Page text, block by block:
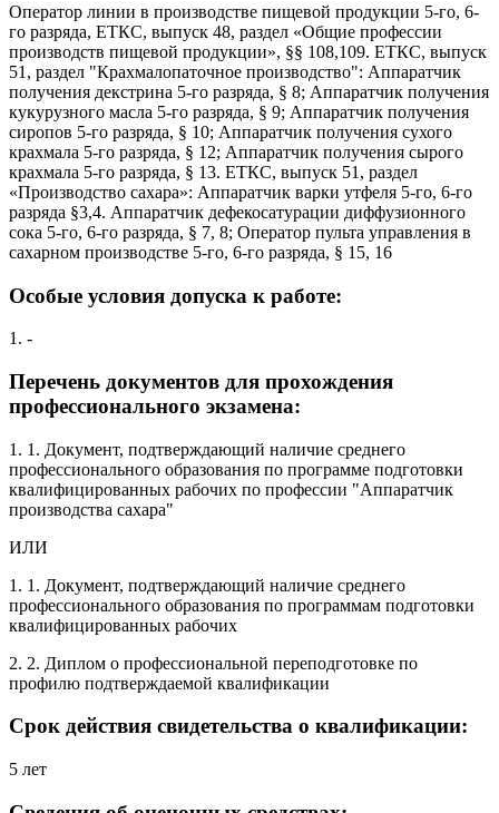
Оператор линии в производстве пищевой продукции 5-го, 6-
го разряда, ЕТКС, выпуск 48, раздел «Общие профессии
производств пищевой продукции», §§ 108,109. ЕТКС, выпуск
51, раздел "Крахмалопаточное производство": Аппаратчик
получения декстрина 5-го разряда, § 8; Аппаратчик получения
кукурузного масла 5-го разряда, § 9; Аппаратчик получения
сиропов 5-го разряда, § 10; Аппаратчик получения сухого
крахмала 5-го разряда, § 12; Аппаратчик получения сырого
крахмала 5-го разряда, § 13. ЕТКС, выпуск 51, раздел
«Производство сахара»: Аппаратчик варки утфеля 5-го, 6-го
разряда §3,4. Аппаратчик дефекосатурации диффузионного
сока 5-го, 6-го разряда, § 7, 8; Оператор пульта управления в
сахарном производстве 5-го, 6-го разряда, § 15, 16
Особые условия допуска к работе:
1. -
Перечень документов для прохождения
профессионального экзамена:
1. 1. Документ, подтверждающий наличие среднего
профессионального образования по программе подготовки
квалифицированных рабочих по профессии "Аппаратчик
производства сахара"
ИЛИ
1. 1. Документ, подтверждающий наличие среднего
профессионального образования по программам подготовки
квалифицированных рабочих
2. 2. Диплом о профессиональной переподготовке по
профилю подтверждаемой квалификации
Срок действия свидетельства о квалификации:
5 лет